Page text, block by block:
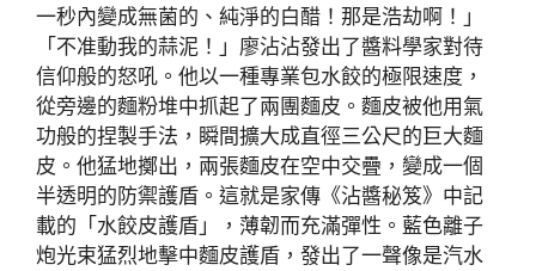
一秒內變成無菌的、純淨的白醋！那是浩劫啊！」
「不准動我的蒜泥！」廖沾沾發出了醬料學家對待
信仰般的怒吼。他以一種專業包水餃的極限速度，
從旁邊的麵粉堆中抓起了兩團麵皮。麵皮被他用氣
功般的捏製手法，瞬間擴大成直徑三公尺的巨大麵
皮。他猛地擲出，兩張麵皮在空中交疊，變成一個
半透明的防禦護盾。這就是家傳《沾醬秘笈》中記
載的「水餃皮護盾」，薄韌而充滿彈性。藍色離子
炮光束猛烈地擊中麵皮護盾，發出了一聲像是汽水